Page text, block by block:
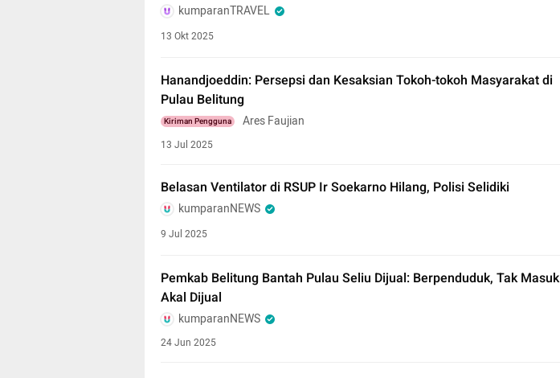
kumparanTRAVEL
13 Okt 2025
Hanandjoeddin: Persepsi dan Kesaksian Tokoh-tokoh Masyarakat di
Pulau Belitung
Kiriman Pengguna Ares Faujian
13 Jul 2025
Belasan Ventilator di RSUP Ir Soekarno Hilang, Polisi Selidiki
kumparanNEWS
9 Jul 2025
Pemkab Belitung Bantah Pulau Seliu Dijual: Berpenduduk, Tak Masuk
Akal Dijual
kumparanNEWS
24 Jun 2025